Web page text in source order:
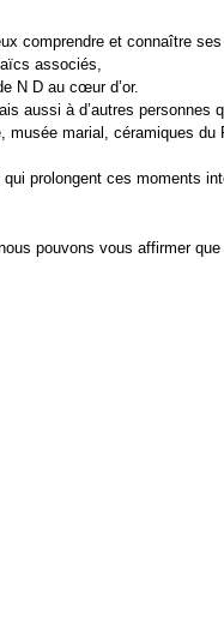
comprendre et connaître
associés,
N D au cœur d’or.
aussi à d’autres personnes
marial, céramiques du
prolongent ces moments
pouvons vous affirmer